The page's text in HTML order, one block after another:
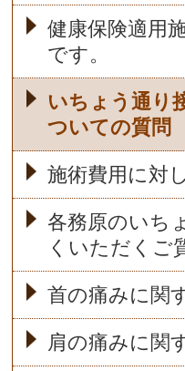
健康保険適用
です。
いちょう通り
ついての質問
施術費用に対
各務原のいち
くいただくご
首の痛みに関
肩の痛みに関